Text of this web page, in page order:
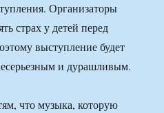
Организаторы
страх у детей перед
выступление будет
и дурашливым.
что музыка, которую